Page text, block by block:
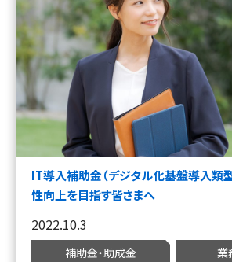
IT導入補助金（デジタル化基盤導入類
性向上を目指す皆さまへ
2022.10.3
補助金・助成金 業